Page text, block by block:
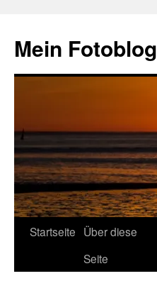
springen
Mein Fotoblog
Startseite Über diese
Seite